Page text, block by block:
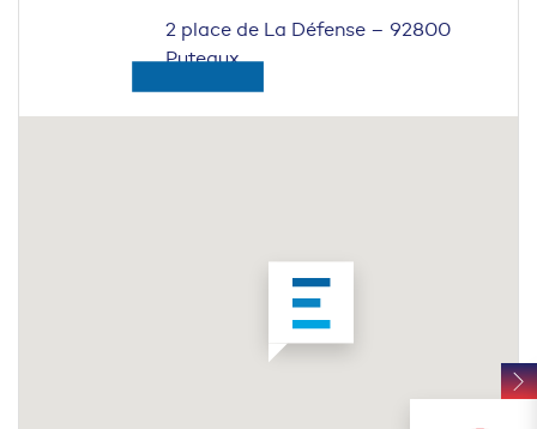
2 place de La Défense – 92800
Puteaux